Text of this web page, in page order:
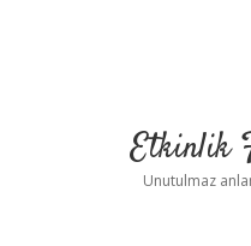
Etkinlik
Unutulmaz